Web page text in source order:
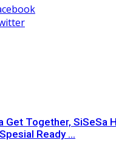
Get Together, SiSeSa
Ready ...